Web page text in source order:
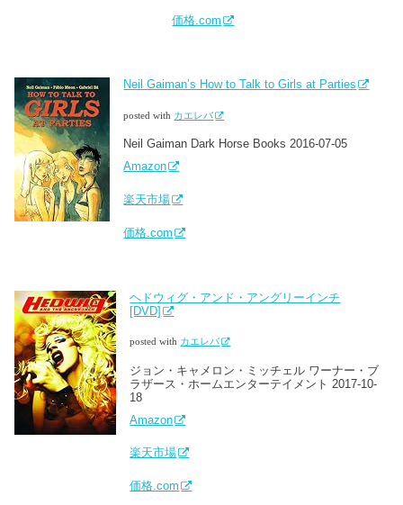
価格.com
Neil Gaiman’s How to Talk to Girls at Parties
posted with カエレバ
Neil Gaiman Dark Horse Books 2016-07-05
Amazon
楽天市場
価格.com
ヘドウィグ・アンド・アングリーインチ
[DVD]
posted with カエレバ
ジョン・キャメロン・ミッチェル ワーナー・ブ
ラザース・ホームエンターテイメント 2017-10-
18
Amazon
楽天市場
価格.com